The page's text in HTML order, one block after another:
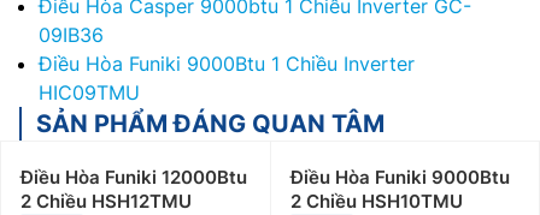
Điều Hòa Casper 9000btu 1 Chiều Inverter GC-
09IB36
Điều Hòa Funiki 9000Btu 1 Chiều Inverter
HIC09TMU
SẢN PHẨM ĐÁNG QUAN TÂM
Điều Hòa Funiki 12000Btu
2 Chiều HSH12TMU
Điều Hòa Funiki 9000Btu
2 Chiều HSH10TMU